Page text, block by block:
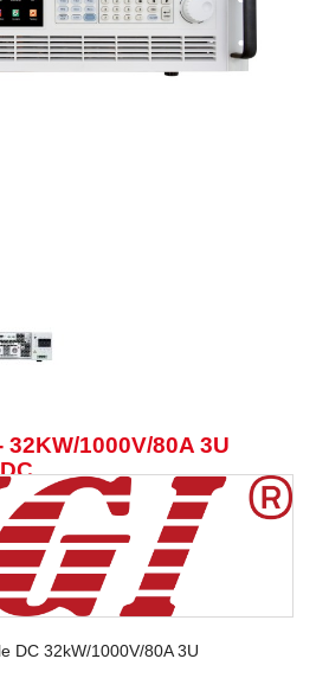
32KW/1000V/80A 3U
DC 32kW/1000V/80A 3U